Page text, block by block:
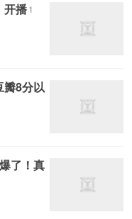
开播1
瓣8分以
了！真